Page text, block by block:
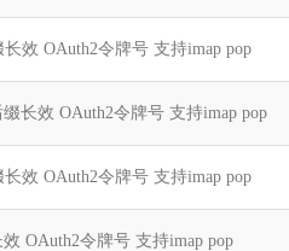
长效 OAuth2令牌号 支持imap pop
缀长效 OAuth2令牌号 支持imap pop
长效 OAuth2令牌号 支持imap pop
效 OAuth2令牌号 支持imap pop